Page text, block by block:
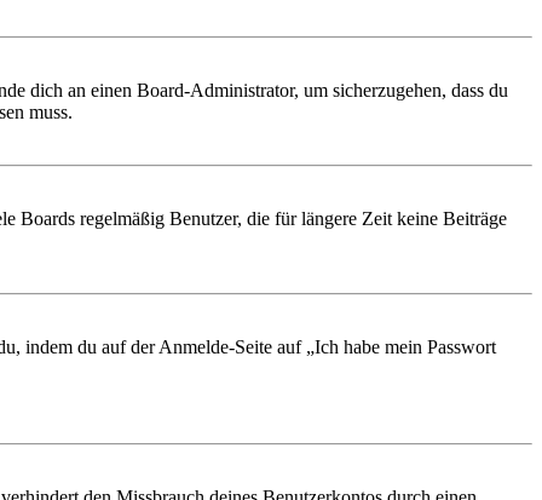
dich an einen Board-Administrator, um sicherzugehen, dass du
muss.
Boards regelmäßig Benutzer, die für längere Zeit keine Beiträge
indem du auf der Anmelde-Seite auf „Ich habe mein Passwort